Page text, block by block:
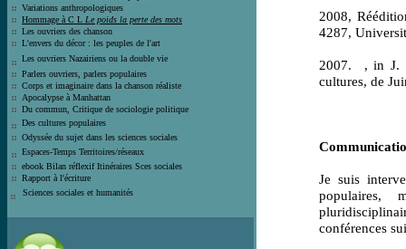
Variations anthropologiques
Hommage à C L Le poids la perte des mots
Les ouvriers des chanson
L'envers du décor : les peuples de l'art
Les ouvriers Nazairiens ou la double vie
Parlers ouvriers, parlers populaires
Corps et imaginaire dans la chanson réaliste
Apocalypse à Manhattan
Du commun, Critique de sociologie politique
Des cultures populaires
Odyssée du sujet dans les sciences sociales
Espaces-Temps Territoires/réseaux
ebook Bilan réflexif Itinéraires Sces sociales
Rapport à l'écriture
Sciences sociales et humanités
2008,
4287,
2007.
, in J.
cultures, de
C
Je suis
populaires,
conférences